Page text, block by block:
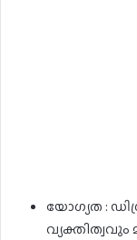
യോഗ്യത :
വ്യക്തിത്വവും